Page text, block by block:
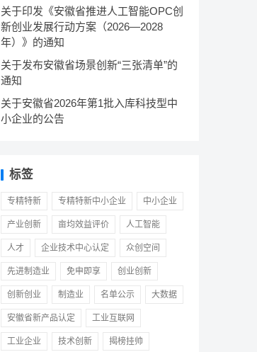
关于印发《安徽省推进人工智能OPC创
新创业发展行动方案（2026—2028
年）》的通知
关于发布安徽省场景创新“三张清单”的
通知
关于安徽省2026年第1批入库科技型中
小企业的公告
标签
专精特新 专精特新中小企业 中小企业
产业创新 亩均效益评价 人工智能
人才 企业技术中心认定 众创空间
先进制造业 免申即享 创业创新
创新创业 制造业 名单公示 大数据
安徽省新产品认定 工业互联网
工业企业 技术创新 揭榜挂帅